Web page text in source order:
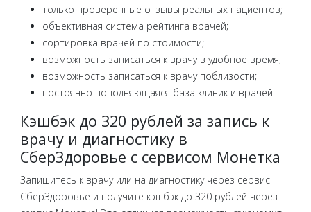
только проверенные отзывы реальных пациентов;
объективная система рейтинга врачей;
сортировка врачей по стоимости;
возможность записаться к врачу в удобное время;
возможность записаться к врачу поблизости;
постоянно пополняющаяся база клиник и врачей.
Кэшбэк до 320 рублей за запись к
врачу и диагностику в
СберЗдоровье с сервисом Монетка
Запишитесь к врачу или на диагностику через сервис
СберЗдоровье и получите кэшбэк до 320 рублей через